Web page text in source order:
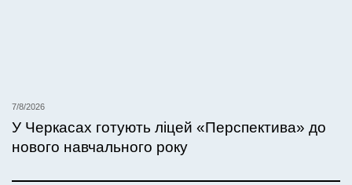
7/8/2026
У Черкасах готують ліцей «Перспектива» до
нового навчального року